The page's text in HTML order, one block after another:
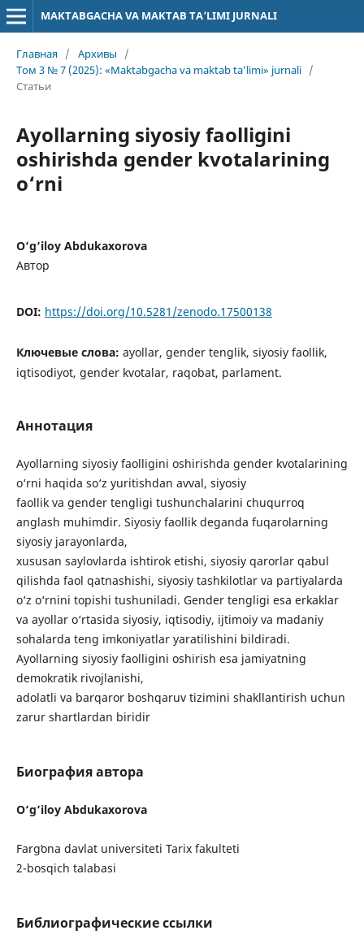
MAKTABGACHA VA MAKTAB TA’LIMI JURNALI
Главная / Архивы
/
Том 3 № 7 (2025): «Maktabgacha va maktab ta’limi» jurnali /
Статьи
Ayollarning siyosiy faolligini
oshirishda gender kvotalarining
o‘rni
O‘g‘iloy Abdukaxorova
Автор
DOI: https://doi.org/10.5281/zenodo.17500138
Ключевые слова: ayollar, gender tenglik, siyosiy faollik,
iqtisodiyot, gender kvotalar, raqobat, parlament.
Аннотация
Ayollarning siyosiy faolligini oshirishda gender kvotalarining
o‘rni haqida so‘z yuritishdan avval, siyosiy
faollik va gender tengligi tushunchalarini chuqurroq
anglash muhimdir. Siyosiy faollik deganda fuqarolarning
siyosiy jarayonlarda,
xususan saylovlarda ishtirok etishi, siyosiy qarorlar qabul
qilishda faol qatnashishi, siyosiy tashkilotlar va partiyalarda
o‘z o‘rnini topishi tushuniladi. Gender tengligi esa erkaklar
va ayollar o‘rtasida siyosiy, iqtisodiy, ijtimoiy va madaniy
sohalarda teng imkoniyatlar yaratilishini bildiradi.
Ayollarning siyosiy faolligini oshirish esa jamiyatning
demokratik rivojlanishi,
adolatli va barqaror boshqaruv tizimini shakllantirish uchun
zarur shartlardan biridir
Биография автора
O‘g‘iloy Abdukaxorova
Fargʻona davlat universiteti Tarix fakulteti
2-bosqich talabasi
Библиографические ссылки